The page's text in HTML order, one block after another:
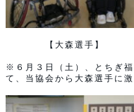
【大森選手】
※６月３日（土）、とちぎ
て、当協会から大森選手に